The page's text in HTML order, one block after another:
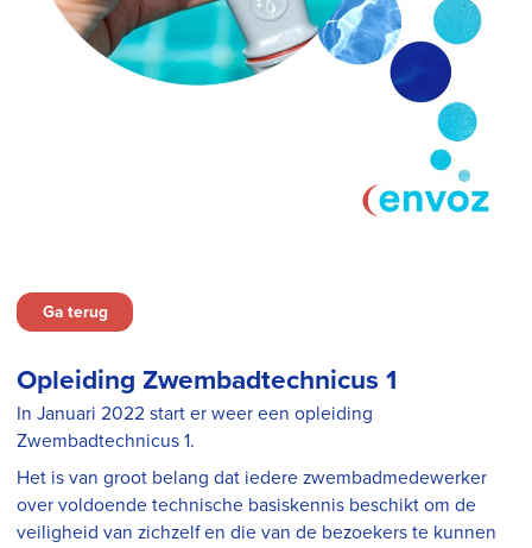
Ga terug
Opleiding Zwembadtechnicus 1
In Januari 2022 start er weer een opleiding
Zwembadtechnicus 1.
Het is van groot belang dat iedere zwembadmedewerker
over voldoende technische basiskennis beschikt om de
veiligheid van zichzelf en die van de bezoekers te kunnen